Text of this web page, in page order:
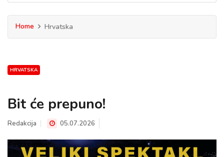
Home Hrvatska
HRVATSKA
Bit će prepuno!
Redakcija 05.07.2026